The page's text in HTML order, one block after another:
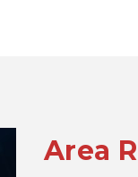
Area